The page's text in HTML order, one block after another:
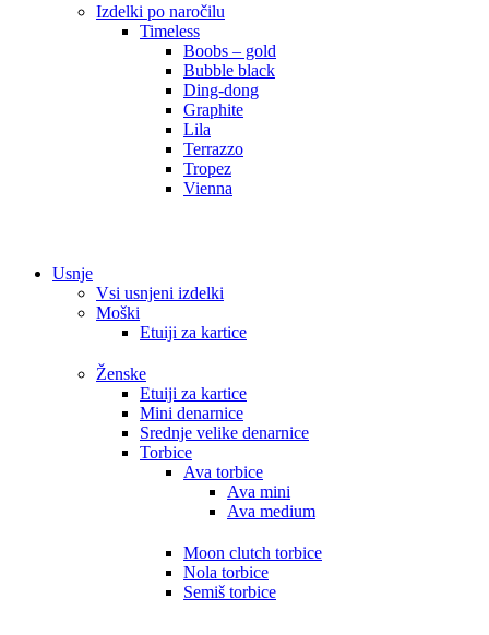
Izdelki po naročilu
Timeless
Boobs – gold
Bubble black
Ding-dong
Graphite
Lila
Terrazzo
Tropez
Vienna
Usnje
Vsi usnjeni izdelki
Moški
Etuiji za kartice
Ženske
Etuiji za kartice
Mini denarnice
Srednje velike denarnice
Torbice
Ava torbice
Ava mini
Ava medium
Moon clutch torbice
Nola torbice
Semiš torbice